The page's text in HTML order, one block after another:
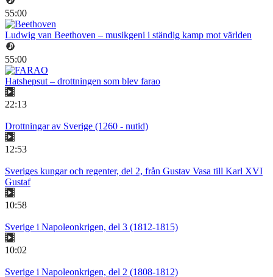
55:00
Ludwig van Beethoven – musikgeni i ständig kamp mot världen
55:00
Hatshepsut – drottningen som blev farao
22:13
Drottningar av Sverige (1260 - nutid)
12:53
Sveriges kungar och regenter, del 2, från Gustav Vasa till Karl XVI
Gustaf
10:58
Sverige i Napoleonkrigen, del 3 (1812-1815)
10:02
Sverige i Napoleonkrigen, del 2 (1808-1812)